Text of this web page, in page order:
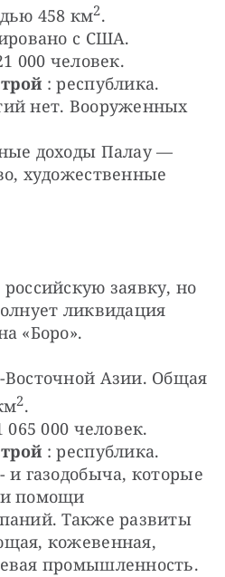
458 км2.
с США.
000 человек.
: республика.
нет. Вооруженных
доходы Палау —
художественные
заявку, но
ликвидация
«Боро».
Азии. Общая
2.
065 000 человек.
: республика.
и газодобыча, которые
помощи
Также развиты
кожевенная,
промышленность.